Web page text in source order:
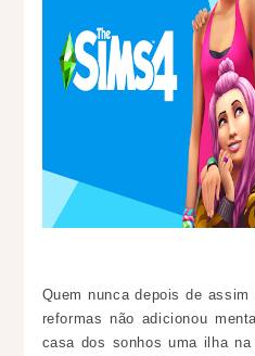
Quem nunca depois de
reformas não adicionou
casa dos sonhos uma ilha na